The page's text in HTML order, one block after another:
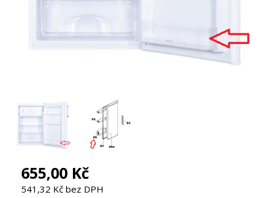
655,00 Kč
541,32 Kč bez DPH